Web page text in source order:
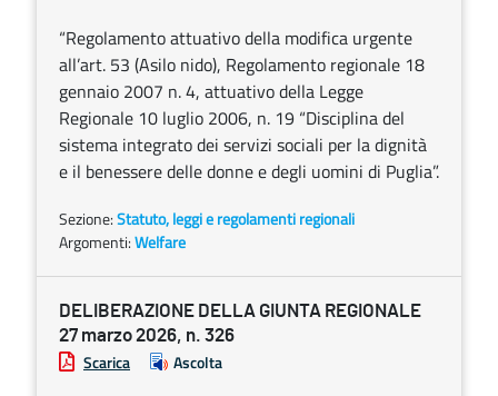
“Regolamento attuativo della modifica urgente
all’art. 53 (Asilo nido), Regolamento regionale 18
gennaio 2007 n. 4, attuativo della Legge
Regionale 10 luglio 2006, n. 19 “Disciplina del
sistema integrato dei servizi sociali per la dignità
e il benessere delle donne e degli uomini di Puglia”.
Sezione:Statuto, leggi e regolamenti regionali
Argomenti:Welfare
DELIBERAZIONE DELLA GIUNTA REGIONALE
27 marzo 2026, n. 326
Scarica Ascolta